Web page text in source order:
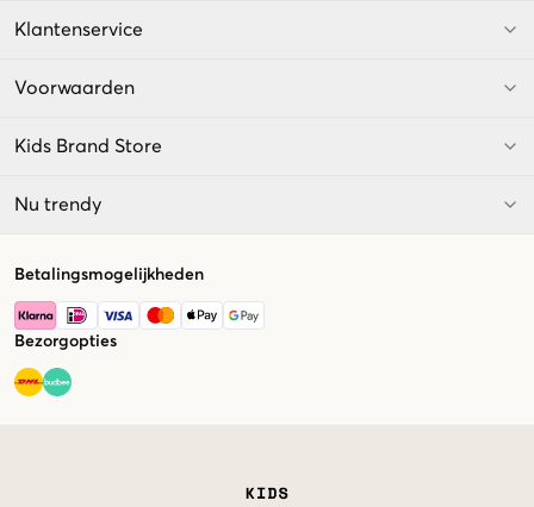
Klantenservice
Voorwaarden
Kids Brand Store
Nu trendy
Betalingsmogelijkheden
Bezorgopties